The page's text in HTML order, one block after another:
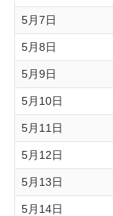
5月7日
5月8日
5月9日
5月10日
5月11日
5月12日
5月13日
5月14日